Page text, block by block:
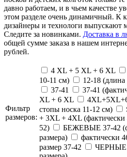
давно работаем, и в чьем качестве
этом разделе очень динамичный. К
дизайнеры и технологи выпускают
Следите за новинками. Доставка в
общей сумме заказа в нашем
рублей.
Фильтр
размеров:
4 XL + 5 XL + 6 XL
10-11 см)
12-18
37-41
37-41
XL + 6 XL
стопы носка 11-12 см)
+ 3XL + 4XL (фактически
52)
БЕЖЕВЫЕ 37-42
размера)
фактически
размер 37-42
ЧЕРНЫЕ